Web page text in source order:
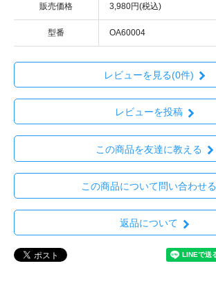
販売価格 3,980円(税込)
型番 OA60004
レビューを見る(0件)
レビューを投稿
この商品を友達に教える
この商品について問い合わせる
返品について